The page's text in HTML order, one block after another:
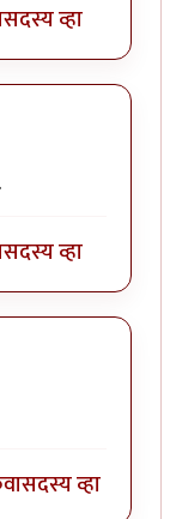
सदस्य व्हा
सदस्य व्हा
सदस्य व्हा